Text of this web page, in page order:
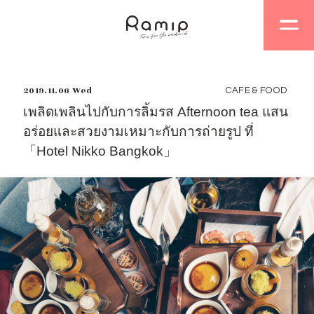
เพลิดเพลินไปกับการลิ้มรส Afternoon tea แสน
อร่อยและสวยงามเหมาะกับการถ่ายรูป ที่
「Hotel Nikko Bangkok」
2019.11.06 Wed CAFE & FOOD